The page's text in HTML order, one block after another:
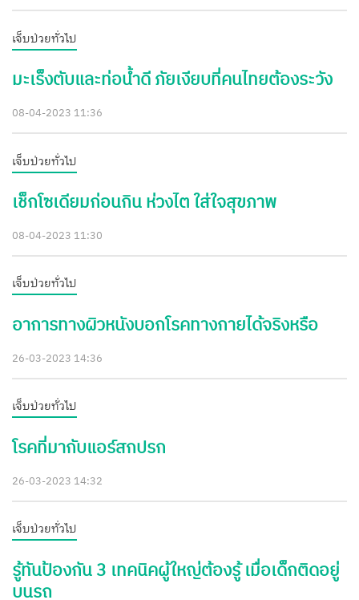
เจ็บป่วยทั่วไป
มะเร็งตับและท่อน้ำดี ภัยเงียบที่คนไทยต้องระวัง
08-04-2023 11:36
เจ็บป่วยทั่วไป
เช็กโซเดียมก่อนกิน ห่วงไต ใส่ใจสุขภาพ
08-04-2023 11:30
เจ็บป่วยทั่วไป
อาการทางผิวหนังบอกโรคทางกายได้จริงหรือ
26-03-2023 14:36
เจ็บป่วยทั่วไป
โรคที่มากับแอร์สกปรก
26-03-2023 14:32
เจ็บป่วยทั่วไป
รู้ทันป้องกัน 3 เทคนิคผู้ใหญ่ต้องรู้ เมื่อเด็กติดอยู่
บนรถ